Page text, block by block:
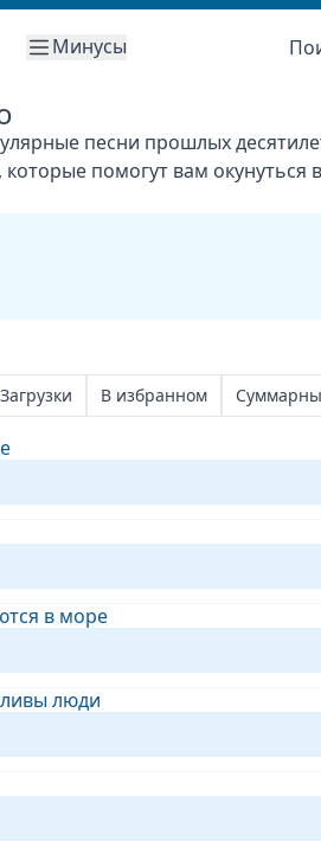
Минусы
песни прошлых
помогут вам
Загрузки В избранном
в море
люди